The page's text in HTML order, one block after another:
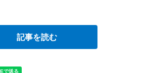
記事を読む